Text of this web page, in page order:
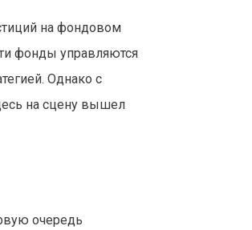
на фондовом
фонды управляются
Однако с
на сцену вышел
очередь